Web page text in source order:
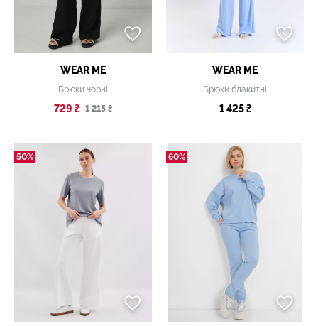
WEAR ME
Брюки чорні
729 ₴ 1 215 ₴
WEAR ME
Брюки блакитні
1 425 ₴
50% 60%